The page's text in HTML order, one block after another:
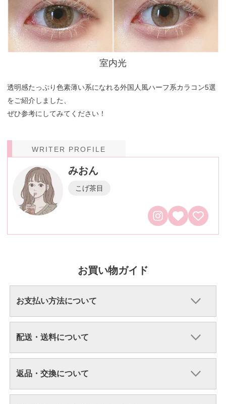
室内光
透明感たっぷり色素薄い系になれる外国人風ハーフ系カラコン5選
をご紹介しました、
ぜひ参考にしてみてください！
WRITER PROFILE
みおん
こげ茶目
お買い物ガイド
お支払い方法について
配送・送料について
返品・交換について